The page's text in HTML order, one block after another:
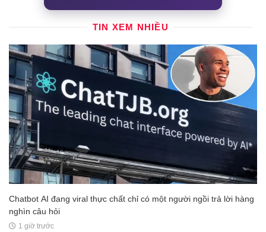
TIN XEM NHIỀU
Chatbot AI đang viral thực chất chỉ có một người ngồi trả lời hàng
nghìn câu hỏi
1 giờ trước